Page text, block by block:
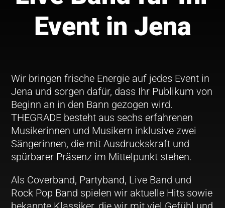
Event in Jena
Wir bringen frische Energie auf jedes Event in
Jena und sorgen dafür, dass Ihr Publikum von
Beginn an in den Bann gezogen wird.
THEGRADE besteht aus sechs erfahrenen
Musikerinnen und Musikern inklusive zwei
Sängerinnen, die mit Ausdruckskraft und
spürbarer Präsenz im Mittelpunkt stehen.
Als Coverband, Partyband, Live Band und
Rock Pop Band spielen wir aktuelle Hits sowie